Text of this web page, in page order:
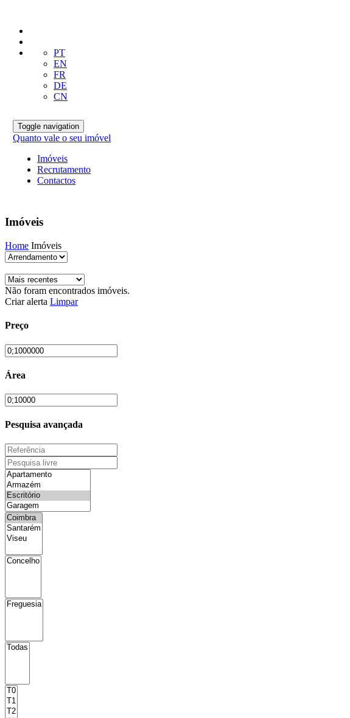
PT
EN
FR
DE
CN
Toggle navigation
Quanto vale o seu imóvel
Imóveis
Recrutamento
Contactos
Imóveis
Home Imóveis
Não foram encontrados imóveis.
Criar alerta Limpar
Preço
Área
Pesquisa avançada